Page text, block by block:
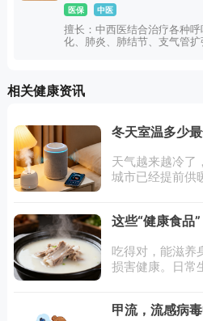
医保 中医
擅长：中西医结合治疗各种
化、肺炎、肺结节、支气管
相关健康资讯
冬天室温多少
天气越来越冷了
城市已经提前供
能是“暖气病”找
这些“健康食品
吃得对，能滋养
损害健康。日常
健康？我们该如
甲流，流感病